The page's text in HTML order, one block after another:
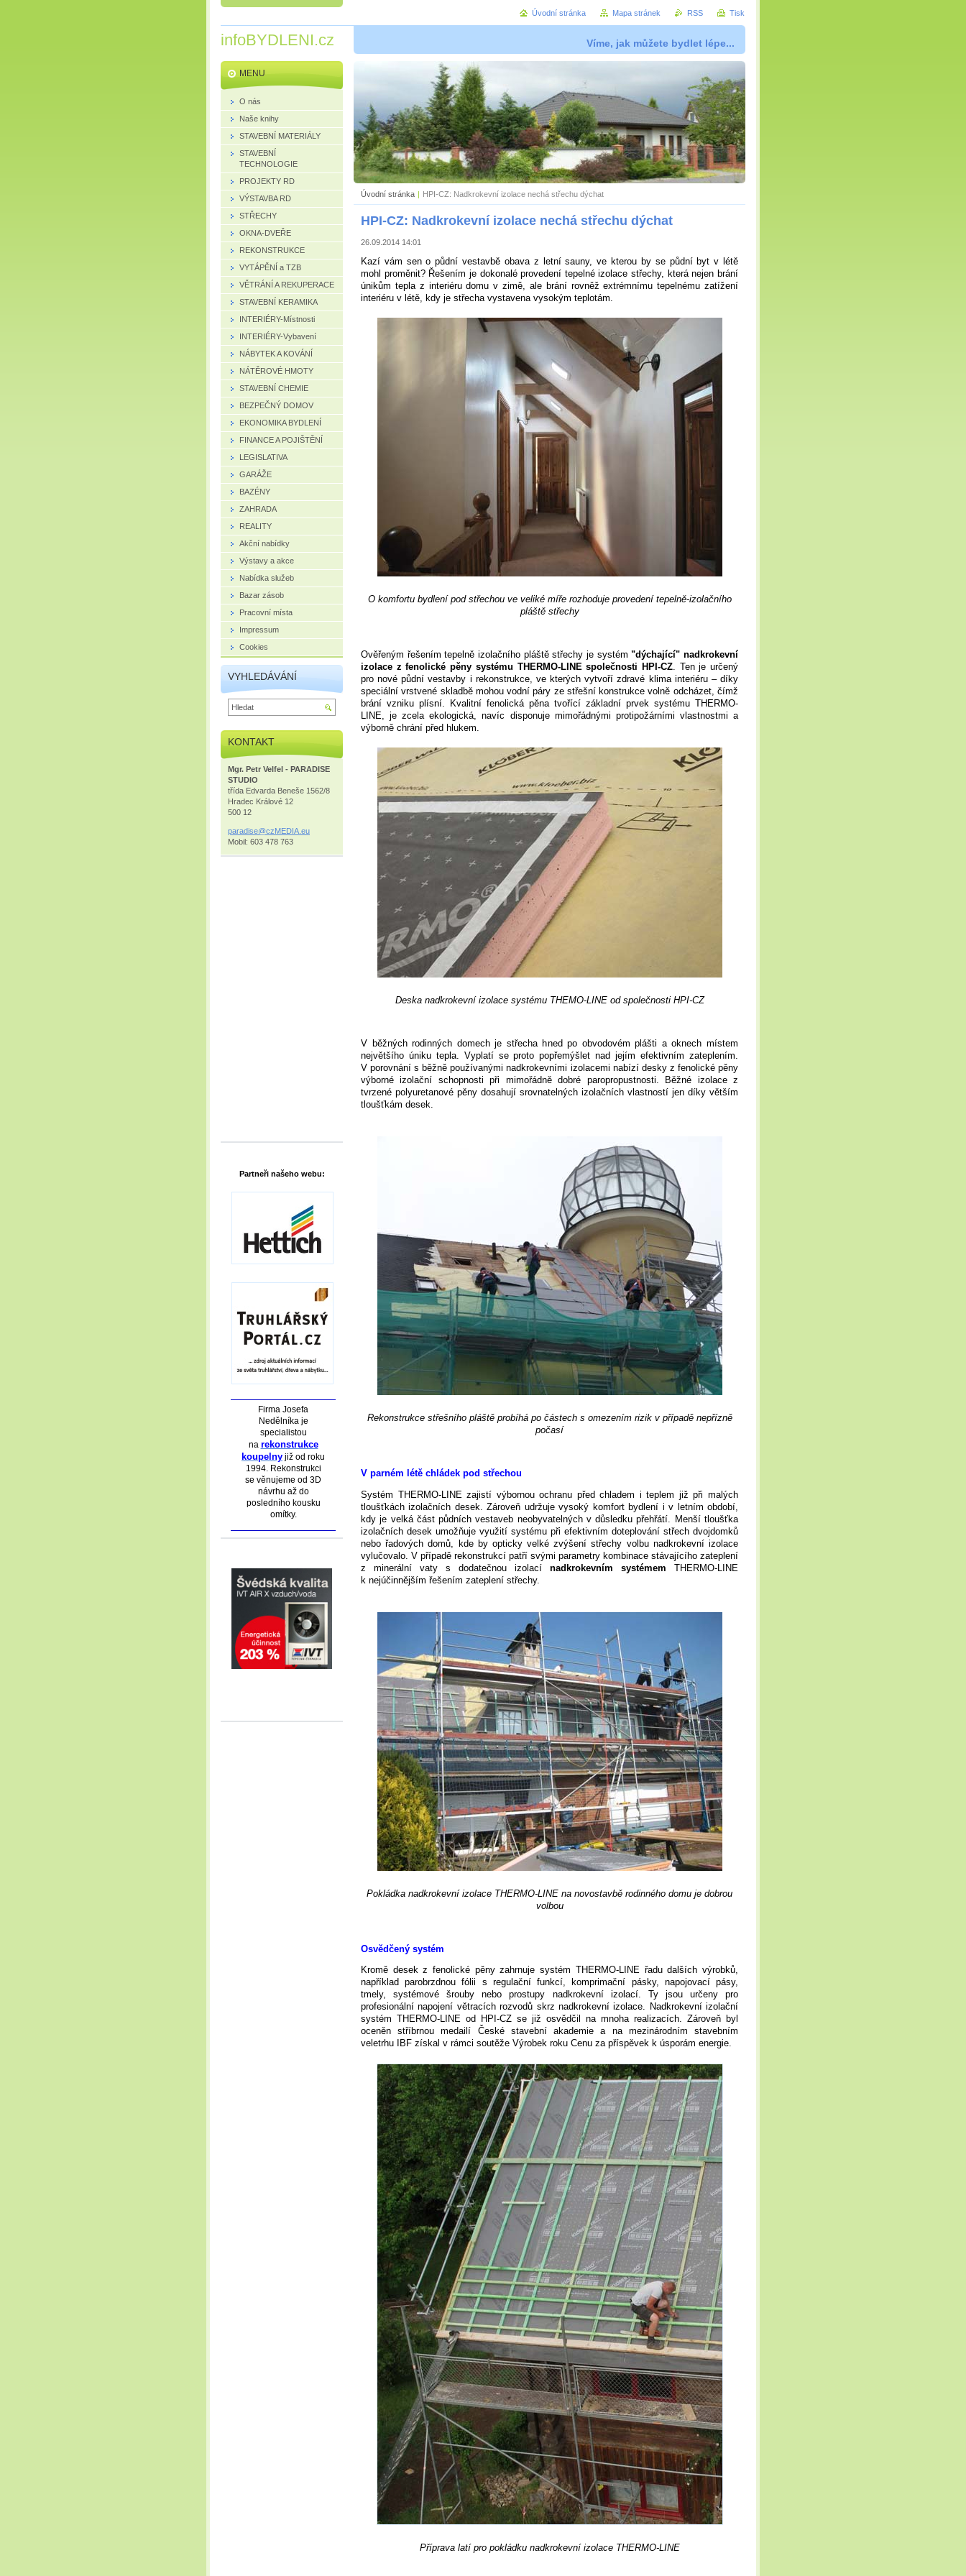
infoBYDLENI.cz Víme, jak můžete bydlet lépe...
Úvodní stránka | HPI-CZ: Nadkrokevní izolace nechá střechu dýchat
HPI-CZ: Nadkrokevní izolace nechá střechu dýchat
26.09.2014 14:01
Kazí vám sen o půdní vestavbě obava z letní sauny, ve kterou by se půdní byt v létě
mohl proměnit? Řešením je dokonalé provedení tepelné izolace střechy, která nejen brání
únikům tepla z interiéru domu v zimě, ale brání rovněž extrémnímu tepelnému zatížení
interiéru v létě, kdy je střecha vystavena vysokým teplotám.
O komfortu bydlení pod střechou ve veliké míře rozhoduje provedení tepelně-izolačního
pláště střechy
Ověřeným řešením tepelně izolačního pláště střechy je systém"dýchající" nadkrokevní
izolace z fenolické pěny systému THERMO-LINE společnosti HPI-CZ. Ten je určený
pro nové půdní vestavby i rekonstrukce, ve kterých vytvoří zdravé klima interiéru – díky
speciální vrstvené skladbě mohou vodní páry ze střešní konstrukce volně odcházet, čímž
brání vzniku plísní. Kvalitní fenolická pěna tvořící základní prvek systému THERMO-
LINE, je zcela ekologická, navíc disponuje mimořádnými protipožárními vlastnostmi a
výborně chrání před hlukem.
Deska nadkrokevní izolace systému THEMO-LINE od společnosti HPI-CZ
V běžných rodinných domech je střecha hned po obvodovém plášti a oknech místem
největšího úniku tepla. Vyplatí se proto popřemýšlet nad jejím efektivním zateplením.
V porovnání s běžně používanými nadkrokevními izolacemi nabízí desky z fenolické pěny
výborné izolační schopnosti při mimořádně dobré paropropustnosti. Běžné izolace z
tvrzené polyuretanové pěny dosahují srovnatelných izolačních vlastností jen díky větším
tloušťkám desek.
Rekonstrukce střešního pláště probíhá po částech s omezením rizik v případě nepřízně
počasí
V parném létě chládek pod střechou
Systém THERMO-LINE zajistí výbornou ochranu před chladem i teplem již při malých
tloušťkách izolačních desek. Zároveň udržuje vysoký komfort bydlení i v letním období,
kdy je velká část půdních vestaveb neobyvatelných v důsledku přehřátí. Menší tloušťka
izolačních desek umožňuje využití systému při efektivním doteplování střech dvojdomků
nebo řadových domů, kde by opticky velké zvýšení střechy volbu nadkrokevní izolace
vylučovalo. V případě rekonstrukcí patří svými parametry kombinace stávajícího zateplení
z minerální vaty s dodatečnou izolací nadkrokevním systémem THERMO-LINE
k nejúčinnějším řešením zateplení střechy.
Pokládka nadkrokevní izolace THERMO-LINE na novostavbě rodinného domu je dobrou
volbou
Osvědčený systém
Kromě desek z fenolické pěny zahrnuje systém THERMO-LINE řadu dalších výrobků,
například parobrzdnou fólii s regulační funkcí, komprimační pásky, napojovací pásy,
tmely, systémové šrouby nebo prostupy nadkrokevní izolací. Ty jsou určeny pro
profesionální napojení větracích rozvodů skrz nadkrokevní izolace. Nadkrokevní izolační
systém THERMO-LINE od HPI-CZ se již osvědčil na mnoha realizacích. Zároveň byl
oceněn stříbrnou medailí České stavební akademie a na mezinárodním stavebním
veletrhu IBF získal v rámci soutěže Výrobek roku Cenu za příspěvek k úsporám energie.
Příprava latí pro pokládku nadkrokevní izolace THERMO-LINE
MENU
O nás
Naše knihy
STAVEBNÍ MATERIÁLY
STAVEBNÍ
TECHNOLOGIE
PROJEKTY RD
VÝSTAVBA RD
STŘECHY
OKNA-DVEŘE
REKONSTRUKCE
VYTÁPĚNÍ a TZB
VĚTRÁNÍ A REKUPERACE
STAVEBNÍ KERAMIKA
INTERIÉRY-Místnosti
INTERIÉRY-Vybavení
NÁBYTEK A KOVÁNÍ
NÁTĚROVÉ HMOTY
STAVEBNÍ CHEMIE
BEZPEČNÝ DOMOV
EKONOMIKA BYDLENÍ
FINANCE A POJIŠTĚNÍ
LEGISLATIVA
GARÁŽE
BAZÉNY
ZAHRADA
REALITY
Akční nabídky
Výstavy a akce
Nabídka služeb
Bazar zásob
Pracovní místa
Impressum
Cookies
VYHLEDÁVÁNÍ
KONTAKT
Mgr. Petr Velfel - PARADISE
STUDIO
třída Edvarda Beneše 1562/8
Hradec Králové 12
500 12
paradise@czMEDIA .eu
Mobil: 603 478 763
Partneři našeho webu:
Firma Josefa
Nedělníka je
specialistou
na rekonstrukce
koupelny již od roku
1994. Rekonstrukci
se věnujeme od 3D
návrhu až do
posledního kousku
omítky.
Úvodní stránka Mapa stránek RSS Tisk